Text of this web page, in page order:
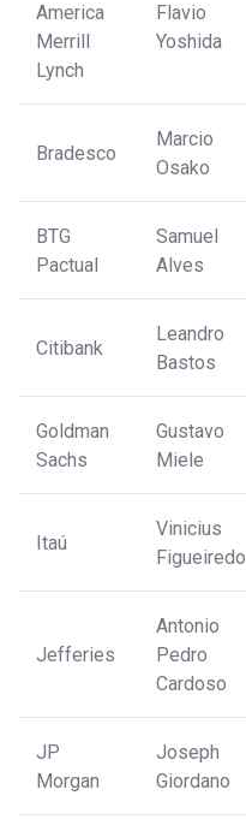
America
Merrill
Lynch
Flavio
Yoshida
Bradesco
Marcio
Osako
BTG
Pactual
Samuel
Alves
Citibank
Leandro
Bastos
Goldman
Sachs
Gustavo
Miele
Itaú
Vinicius
Figueiredo
Jefferies
Antonio
Pedro
Cardoso
JP
Morgan
Joseph
Giordano